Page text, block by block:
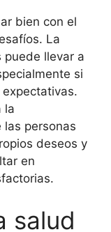
bien con el
La
puede llevar a
si
la
las personas
deseos y
en
salud